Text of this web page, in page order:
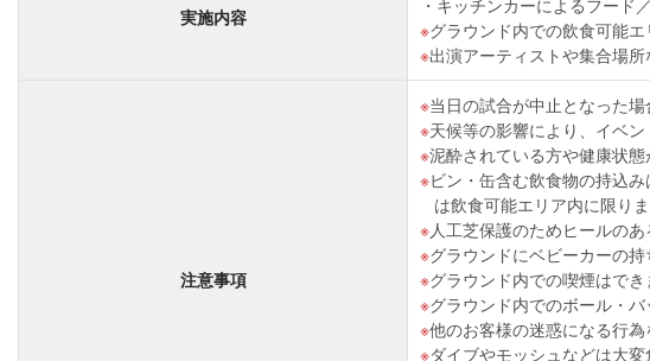
実施内容
グラウンド内での飲食可能
出演アーティストや集合場
注意事項
当日の試合が中止となった
天候等の影響により、イベ
泥酔されている方や健康状
ビン・缶含む飲食物の持込
は飲食可能エリア内に限り
人工芝保護のためヒールの
グラウンドにベビーカーの
グラウンド内での喫煙はでき
グラウンド内でのボール・
他のお客様の迷惑になる行
ダイブやモッシュなどは大